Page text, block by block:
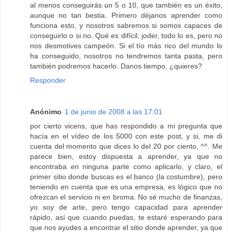
al menos conseguirás un 5 o 10, que también es un éxito,
aunque no tan bestia. Primero déjanos aprender como
funciona esto, y nosotros sabremos si somos capaces de
conseguirlo o si no. Qué es difícil, joder, todo lo es, pero no
nos desmotives campeón. Si el tío más rico del mundo lo
ha conseguido, nosotros no tendremos tanta pasta, pero
también podremos hacerlo. Danos tiempo, ¿quieres?
Responder
Anónimo 1 de junio de 2008 a las 17:01
por cierto vicens, que has respondido a mi pregunta que
hacía en el vídeo de los 5000 con este post, y si, me di
cuenta del momento que dices lo del 20 por ciento, ^^. Me
parece bien, estoy dispuesta a aprender, ya que no
encontraba en ninguna parte como aplicarlo, y claro, el
primer sitio donde buscas es el banco (la costumbre), pero
teniendo en cuenta que es una empresa, es lógico que no
ofrezcan el servicio ni en broma. No sé mucho de finanzas,
yo soy de arte, pero tengo capacidad para aprender
rápido, así que cuando puedas, te estaré esperando para
que nos ayudes a encontrar el sitio donde aprender, ya que